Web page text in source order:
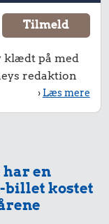
klædt på med
redaktion
› Læs mere
har en
billet kostet